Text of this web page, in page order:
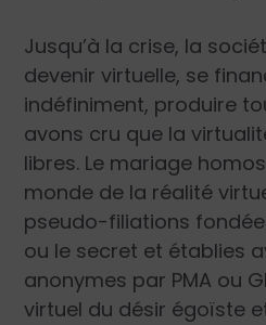
Jusqu’à la crise, la
devenir virtuelle, se
indéfiniment, produire
avons cru que la
libres. Le mariage
monde de la réalité
pseudo-filiations
ou le secret et établies
anonymes par PMA ou
virtuel du désir égoïste